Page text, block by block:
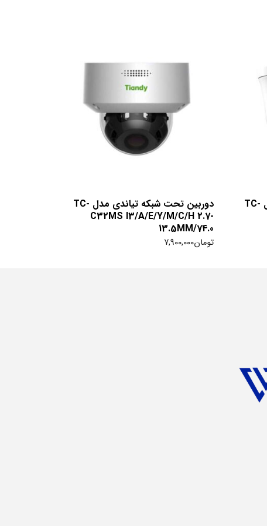
دوربین تحت شبکه تیاندی مدل TC-
دوربین تحت شبکه تیاندی مدل TC-
C32MS I3/A/E/Y/M/C/H 2.7-
13.5MM/74.0
تومان7,900,000